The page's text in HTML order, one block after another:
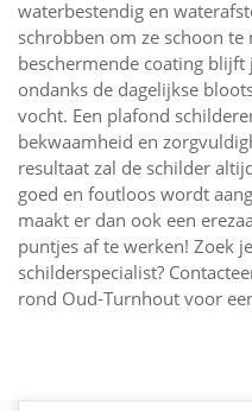
waterbestendig en
schrobben om ze schoon te
beschermende coating
ondanks de dagelijkse
vocht. Een plafond
bekwaamheid en
resultaat zal de schilder
goed en foutloos wordt
maakt er dan ook een
puntjes af te werken! Zoek
schilderspecialist?
rond Oud-Turnhout voor